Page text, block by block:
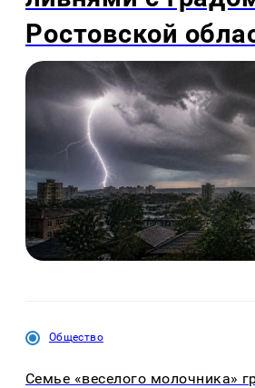
Ростовской
Общество
Семье «веселого молочника»